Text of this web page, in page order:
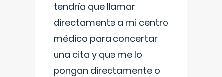
tendría que llamar
directamente a mi centro
médico para concertar
una cita y que me lo
pongan directamente o